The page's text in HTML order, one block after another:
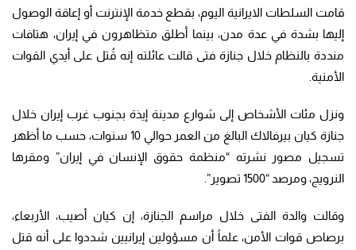
قامت السلطات الايرانية اليوم، بقطع خدمة الإنترنت أو إعاقة الوصول
إليها بشدة في عدة مدن، بينما أطلق متظاهرون في إيران، هتافات
منددة بالنظام خلال جنازة فتى قالت عائلته إنه قُتل على أيدي القوات
الأمنية.
ونزل مئات الأشخاص إلى شوارع مدينة إيذة بجنوب غرب إيران خلال
جنازة كيان بيرفالاك البالغ من العمر حوالي 10 سنوات، حسب ما أظهر
تسجيل مصور نشرته “منظمة حقوق الإنسان في إيران” ومقرها
النرويج، ومرصد “1500 تصوير”.
وقالت والدة الفتى خلال مراسم الجنازة، إن كيان أصيب، الأربعاء،
برصاص قوات الأمن، علماً أن مسؤولين إيرانيين شددوا على أنه قتل